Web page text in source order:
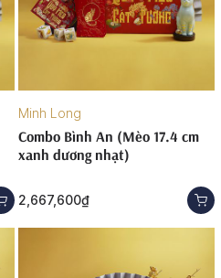
Minh Long
Combo Bình An (Mèo 17.4 cm
xanh dương nhạt)
2,667,600₫